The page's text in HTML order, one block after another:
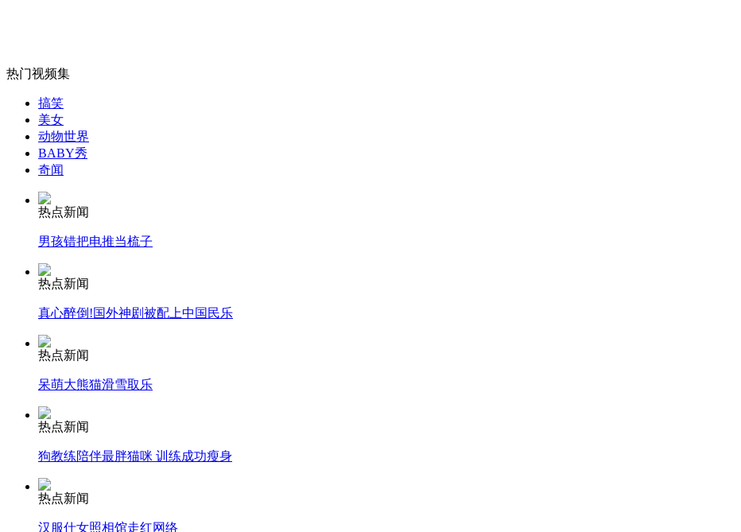
安徽一实载49人客车翻车
走！跟着总书记去植树
消防员救轻生者
纽约上演“枕头大战”
司机酒驾遇交警 急速倒车逃窜
热门视频集
搞笑
美女
动物世界
BABY秀
奇闻
热点新闻
男孩错把电推当梳子
热点新闻
真心醉倒!国外神剧被配上中国民乐
热点新闻
呆萌大熊猫滑雪取乐
热点新闻
狗教练陪伴最胖猫咪 训练成功瘦身
热点新闻
汉服仕女照相馆走红网络